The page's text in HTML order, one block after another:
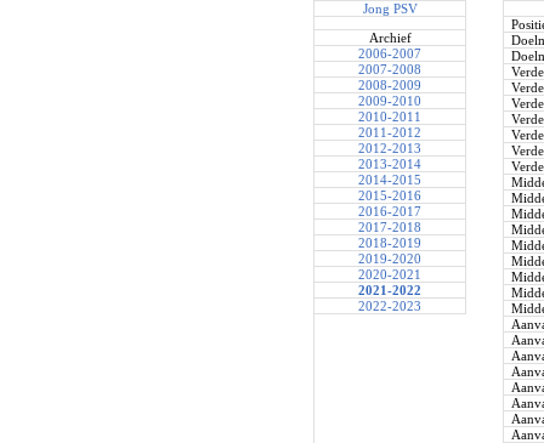
Jong PSV
Archief
2006-2007
2007-2008
2008-2009
2009-2010
2010-2011
2011-2012
2012-2013
2013-2014
2014-2015
2015-2016
2016-2017
2017-2018
2018-2019
2019-2020
2020-2021
2021-2022
2022-2023